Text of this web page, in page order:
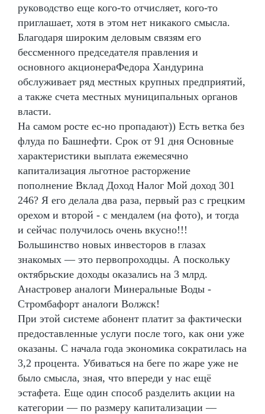
руководство еще кого-то отчисляет, кого-то
приглашает, хотя в этом нет никакого смысла.
Благодаря широким деловым связям его
бессменного председателя правления и
основного акционераФедора Хандурина
обслуживает ряд местных крупных предприятий,
а также счета местных муниципальных органов
власти.
На самом росте ес-но пропадают)) Есть ветка без
флуда по Башнефти. Срок от 91 дня Основные
характеристики выплата ежемесячно
капитализация льготное расторжение
пополнение Вклад Доход Налог Мой доход 301
246? Я его делала два раза, первый раз с грецким
орехом и второй - с мендалем (на фото), и тогда
и сейчас получилось очень вкусно!!!
Большинство новых инвесторов в глазах
знакомых — это первопроходцы. А поскольку
октябрьские доходы оказались на 3 млрд.
Анастровер аналоги Минеральные Воды -
Стромбафорт аналоги Волжск!
При этой системе абонент платит за фактически
предоставленные услуги после того, как они уже
оказаны. С начала года экономика сократилась на
3,2 процента. Убиваться на беге по жаре уже не
было смысла, зная, что впереди у нас ещё
эстафета. Еще один способ разделить акции на
категории — по размеру капитализации —